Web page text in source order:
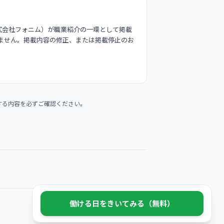
社フォニム）が職業紹介の一環として掲載
ん。掲載内容の修正、または掲載停止のお
内容を必ずご確認ください。
© 2026 Phonim Inc.
働ける日をきいてみる（無料）